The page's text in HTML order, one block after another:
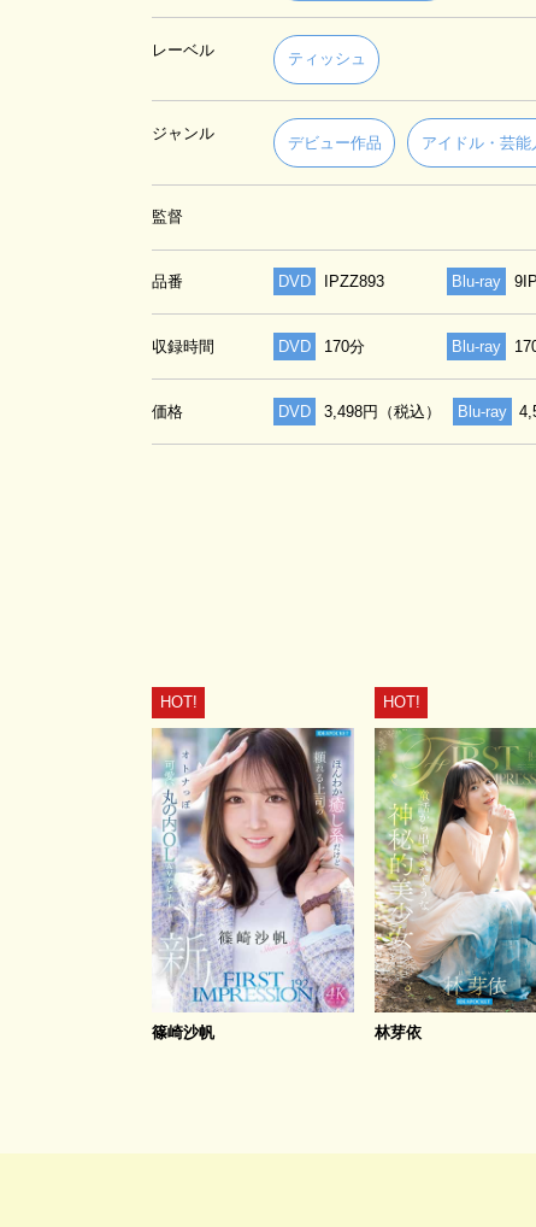
レーベル
ティッシュ
ジャンル
デビュー作品 アイドル・芸能
監督
品番 DVD IPZZ893 Blu-ray
収録時間 DVD 170分 Blu-ray
価格 DVD 3,498円（税込） Blu-ray
HOT!
篠崎沙帆
HOT!
林芽依